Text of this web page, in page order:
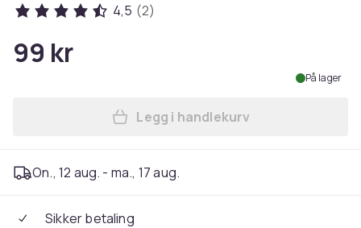
4,5 (2)
99 kr
På lager
Legg 2-Pak - GoPro Feste
Legg i handlekurv
On., 12 aug. - ma., 17 aug.
Sikker betaling